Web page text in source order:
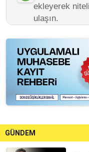
ekleyerek
ulaşın.
GÜNDEM